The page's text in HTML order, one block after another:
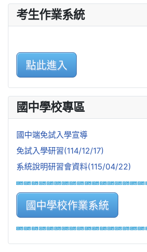
考生作業系統
點此進入
國中學校專區
國中端免試入學宣導
免試入學研習(114/12/17)
系統說明研習會資料(115/04/22)
國中學校作業系統